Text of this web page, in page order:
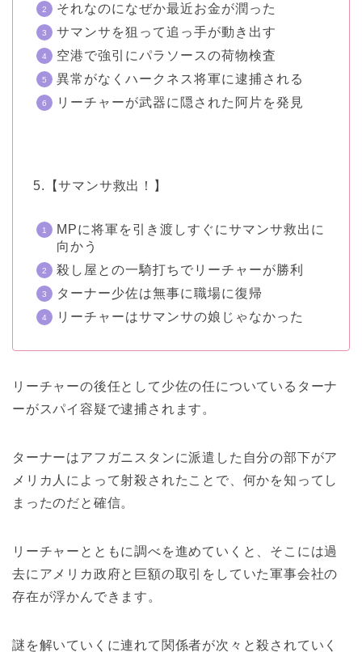
それなのになぜか最近お金が潤った
サマンサを狙って追っ手が動き出す
空港で強引にパラソースの荷物検査
異常がなくハークネス将軍に逮捕される
リーチャーが武器に隠された阿片を発見
5.【サマンサ救出！】
MPに将軍を引き渡しすぐにサマンサ救出に
向かう
殺し屋との一騎打ちでリーチャーが勝利
ターナー少佐は無事に職場に復帰
リーチャーはサマンサの娘じゃなかった
リーチャーの後任として少佐の任についているターナ
ーがスパイ容疑で逮捕されます。
ターナーはアフガニスタンに派遣した自分の部下がア
メリカ人によって射殺されたことで、何かを知ってし
まったのだと確信。
リーチャーとともに調べを進めていくと、そこには過
去にアメリカ政府と巨額の取引をしていた軍事会社の
存在が浮かんできます。
謎を解いていくに連れて関係者が次々と殺されていく